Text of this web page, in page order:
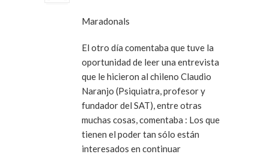
Maradonals
El otro día comentaba que tuve la
oportunidad de leer una entrevista
que le hicieron al chileno Claudio
Naranjo (Psiquiatra, profesor y
fundador del SAT), entre otras
muchas cosas, comentaba : Los que
tienen el poder tan sólo están
interesados en continuar